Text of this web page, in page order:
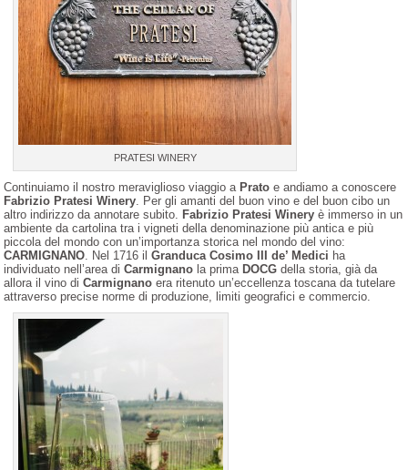
PRATESI WINERY
Continuiamo il nostro meraviglioso viaggio a Pratoe andiamo a conoscere
Fabrizio Pratesi Winery . Per gli amanti del buon vino e del buon cibo un
altro indirizzo da annotare subito. Fabrizio Pratesi Winery è immerso in un
ambiente da cartolina tra i vigneti della denominazione più antica e più
piccola del mondo con un’importanza storica nel mondo del vino:
CARMIGNANO . Nel 1716 ilGranduca Cosimo III de’ Medici ha
individuato nell’area diCarmignano la prima DOCG della storia, già da
allora il vino diCarmignano era ritenuto un’eccellenza toscana da tutelare
attraverso precise norme di produzione, limiti geografici e commercio.